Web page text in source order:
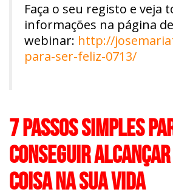
Faça o seu registo e veja
informações na página
webinar: http://
para-ser-feliz-0713/
7 PASSOS SIMPLES
CONSEGUIR
COISA NA SUA VIDA